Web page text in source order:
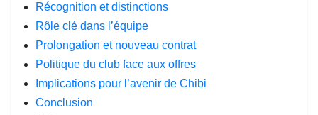
Récognition et distinctions
Rôle clé dans l’équipe
Prolongation et nouveau contrat
Politique du club face aux offres
Implications pour l’avenir de Chibi
Conclusion